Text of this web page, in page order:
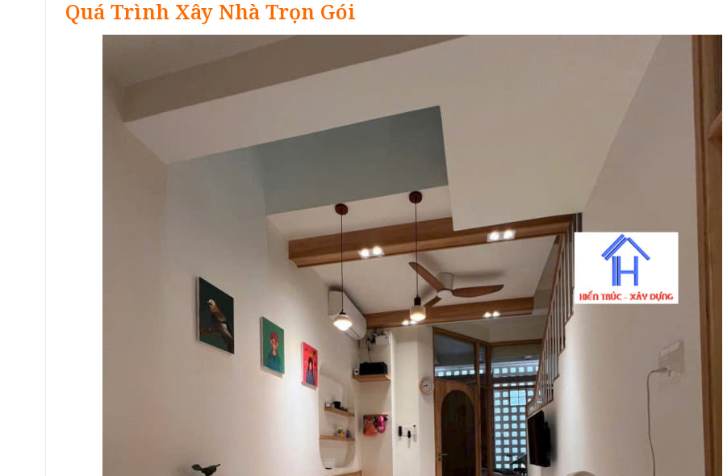
Quá Trình Xây Nhà Trọn Gói